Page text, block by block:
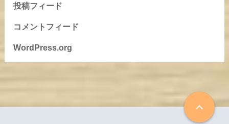
投稿フィード
コメントフィード
WordPress.org